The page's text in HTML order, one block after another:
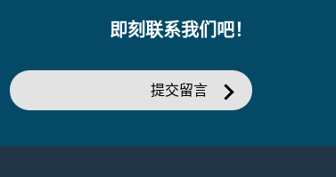
即刻联系我们吧！
提交留言